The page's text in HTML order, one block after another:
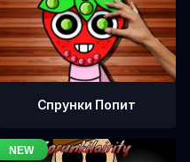
Спрунки Попит